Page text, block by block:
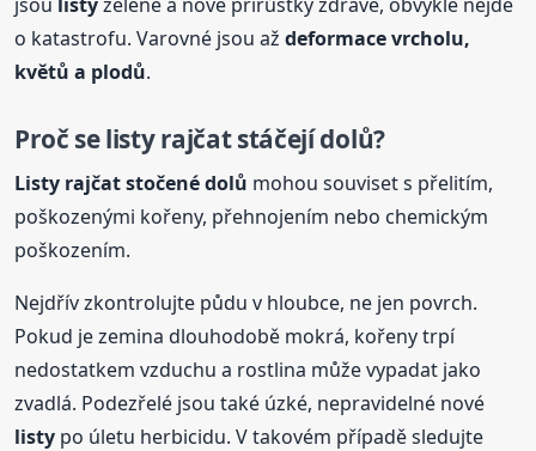
o katastrofu. Varovné jsou aždeformace vrcholu,
květů a plodů.
Proč selistyrajčat stáčejí dolů?
Listy rajčat stočené dolů mohou souviset s přelitím,
poškozenými kořeny, přehnojením nebo chemickým
poškozením.
Nejdřív zkontrolujte půdu v hloubce, ne jen povrch.
Pokud je zemina dlouhodobě mokrá, kořeny trpí
nedostatkem vzduchu a rostlina může vypadat jako
zvadlá. Podezřelé jsou také úzké, nepravidelné nové
listy po úletu herbicidu. V takovém případě sledujte